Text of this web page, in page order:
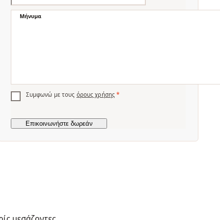
Μήνυμα
Συμφωνώ με τους όρους χρήσης *